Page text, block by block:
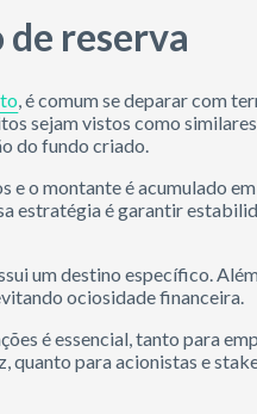
de reserva
, é comum se deparar com
sejam vistos como
do fundo criado.
o montante é acumulado
estratégia é garantir
um destino específico.
ociosidade financeira.
é essencial, tanto para
quanto para acionistas e